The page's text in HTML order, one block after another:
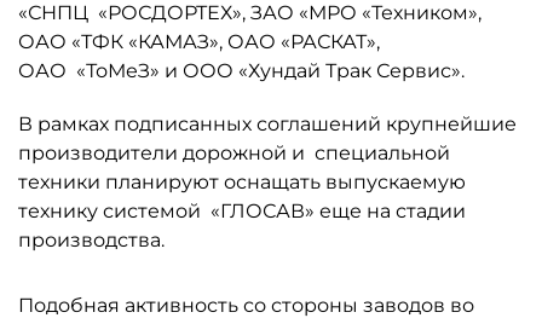
«СНПЦ «РОСДОРТЕХ», ЗАО «МРО «Техником»,
ОАО «ТФК «КАМАЗ», ОАО «РАСКАТ»,
ОАО «ТоМеЗ» и ООО «Хундай Трак Сервис».
В рамках подписанных соглашений крупнейшие
производители дорожной и специальной
техники планируют оснащать выпускаемую
технику системой «ГЛОСАВ» еще на стадии
производства.
Подобная активность со стороны заводов во